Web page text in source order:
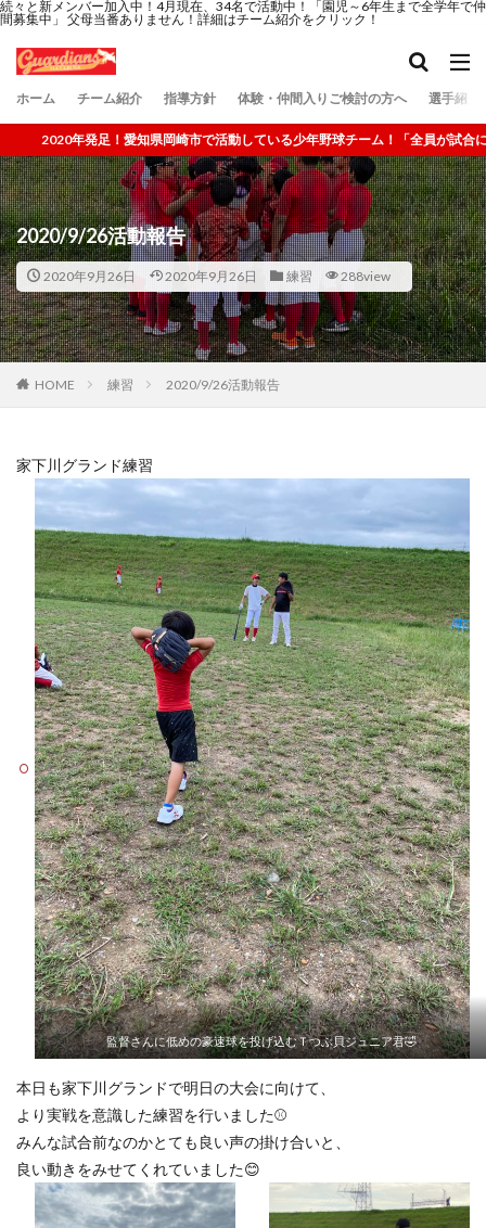
続々と新メンバー加入中！4月現在、34名で活動中！「園児～6年生まで全学年で仲
間募集中」 父母当番ありません！詳細はチーム紹介をクリック！
ホーム チーム紹介 指導方針 体験・仲間入りご検討の方へ 選手紹介
ている少年野球チーム！「全員が試合に出るチーム」「選手自ら考え行動す
2020/9/26活動報告
2020年9月26日 2020年9月26日 練習 288view
HOME 練習 2020/9/26活動報告
家下川グランド練習
監督さんに低めの豪速球を投げ込むＴつぶ貝ジュニア君🤣
本日も家下川グランドで明日の大会に向けて、
より実戦を意識した練習を行いました⚾️
みんな試合前なのかとても良い声の掛け合いと、
良い動きをみせてくれていました😊